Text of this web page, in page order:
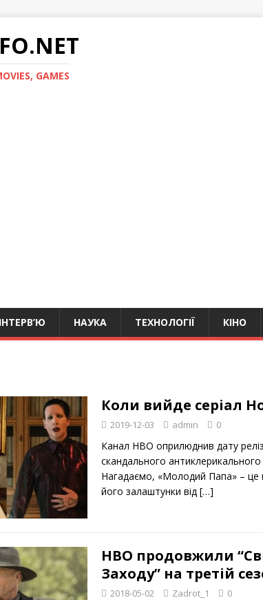
GAMES
ІНТЕРВ’Ю НАУКА ТЕХНОЛОГІЇ КІНО
Коли вийде серіал
2019-12-03 admin 0
Канал HBO оприлюднив дату
скандального
Нагадаємо, «Молодий Папа» – це
його залаштунки від […]
HBO продовжили
Заходу” на третій
2018-05-02 Zadrot_1 0